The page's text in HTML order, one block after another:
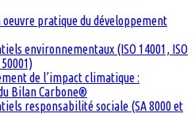
oeuvre pratique du développement
environnementaux (ISO 14001, ISO
de l’impact climatique :
Bilan Carbone®
responsabilité sociale (SA 8000 et